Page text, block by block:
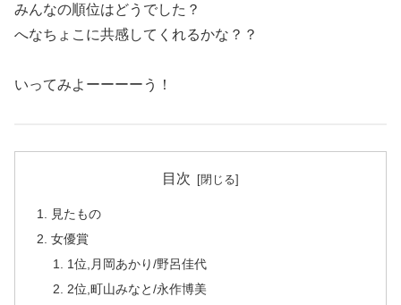
みんなの順位はどうでした？
へなちょこに共感してくれるかな？？
いってみよーーーーう！
目次
見たもの
女優賞
1位,月岡あかり/野呂佳代
2位,町山みなと/永作博美